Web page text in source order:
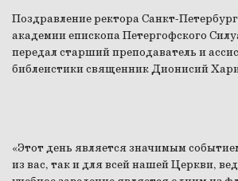
Поздравление ректора Санкт-
академии епископа Петергофского
передал старший преподаватель и
библеистики священник Дионисий
«Этот день является значимым
из вас, так и для всей нашей Церкви,